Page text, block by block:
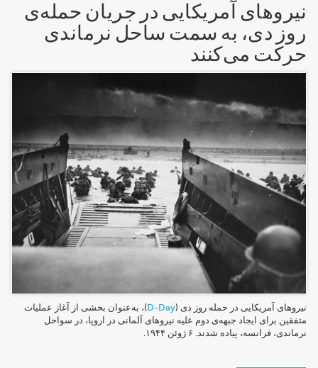
نیروهای آمریکایی در جریان حمله‌ی
روز دی، به سمت ساحل نرماندی
حرکت می‌کنند
نیروهای آمریکایی در حمله روز دی (D-Day)، به‌عنوان بخشی از آغاز عملیات
متفقین برای ایجاد جبهه‌ی دوم علیه نیروهای آلمانی در اروپا، در سواحل
نرماندی، فرانسه، پیاده شدند. ۶ ژوئن ۱۹۴۴.